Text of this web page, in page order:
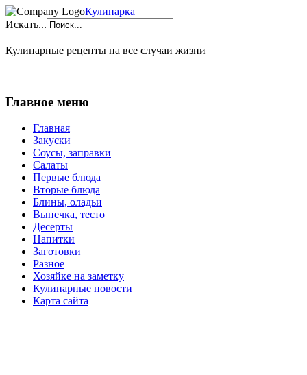
Кулинарка
Искать...
Кулинарные рецепты на все случаи жизни
Главное меню
Главная
Закуски
Соусы, заправки
Салаты
Первые блюда
Вторые блюда
Блины, оладьи
Выпечка, тесто
Десерты
Напитки
Заготовки
Разное
Хозяйке на заметку
Кулинарные новости
Карта сайта